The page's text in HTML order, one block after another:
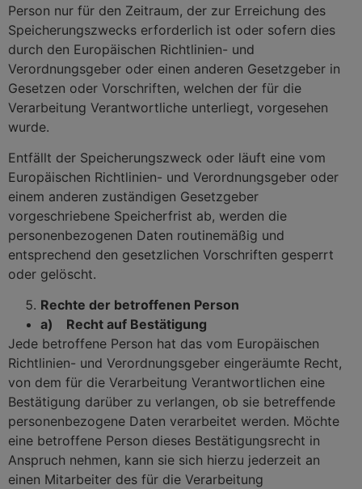
Person nur für den Zeitraum, der zur Erreichung des
Speicherungszwecks erforderlich ist oder sofern dies
durch den Europäischen Richtlinien- und
Verordnungsgeber oder einen anderen Gesetzgeber in
Gesetzen oder Vorschriften, welchen der für die
Verarbeitung Verantwortliche unterliegt, vorgesehen
wurde.
Entfällt der Speicherungszweck oder läuft eine vom
Europäischen Richtlinien- und Verordnungsgeber oder
einem anderen zuständigen Gesetzgeber
vorgeschriebene Speicherfrist ab, werden die
personenbezogenen Daten routinemäßig und
entsprechend den gesetzlichen Vorschriften gesperrt
oder gelöscht.
Rechte der betroffenen Person
a) Recht auf Bestätigung
Jede betroffene Person hat das vom Europäischen
Richtlinien- und Verordnungsgeber eingeräumte Recht,
von dem für die Verarbeitung Verantwortlichen eine
Bestätigung darüber zu verlangen, ob sie betreffende
personenbezogene Daten verarbeitet werden. Möchte
eine betroffene Person dieses Bestätigungsrecht in
Anspruch nehmen, kann sie sich hierzu jederzeit an
einen Mitarbeiter des für die Verarbeitung